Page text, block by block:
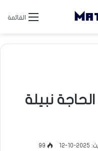
القائمة
نبيلة
12
99